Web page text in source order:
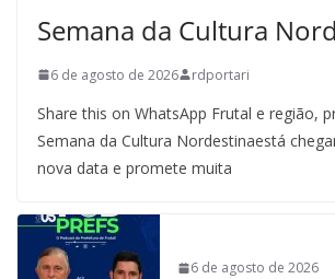
Semana da Cultura
6 de agosto de 2026 rdportari
Share this on WhatsApp Frutal e região,
Semana da Cultura Nordestinaestá
nova data e promete muita
6 de agosto de 2026